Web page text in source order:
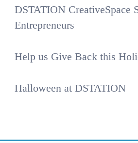
DSTATION CreativeSpace
Entrepreneurs
Help us Give Back this
Halloween at DSTATION